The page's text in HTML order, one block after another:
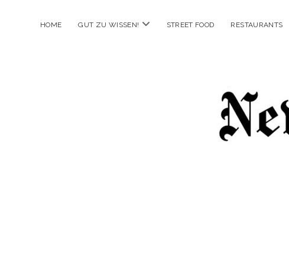
HOME GUT ZU WISSEN! Menü
STREET FOOD RESTAURANTS